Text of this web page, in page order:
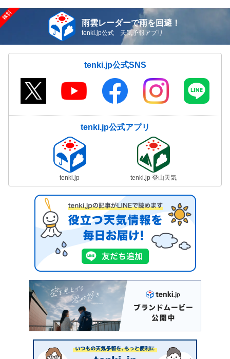
雨雲レーダーで雨を回避！
tenki.jp公式 天気予報アプリ
tenki.jp公式SNS
tenki.jp公式アプリ
tenki.jp tenki.jp 登山天気